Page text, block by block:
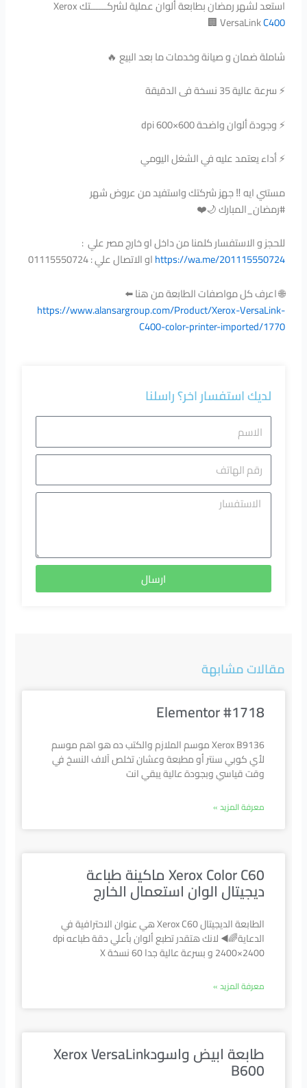
استعد لشهر رمضان بطابعة ألوان عملية لشركــــــتك Xerox
VersaLinkC400
🏢
شاملة ضمان و صيانة وخدمات ما بعد البيع 🔥
⚡ سرعة عالية 35 نسخة فى الدقيقة
⚡ وجودة ألوان واضحة dpi 600×600
⚡ أداء يعتمد عليه في الشغل اليومي
مستني ايه ‼️ جهز شركتك واستفيد من عروض شهر
#رمضان_المبارك 🌙❤️
للحجز و الاستفسار كلمنا من داخل او خارج مصر علي :
https://wa.me/201115550724او الاتصال علي : 01115550724
🌐 اعرف كل مواصفات الطابعة من هنا ⬅️
https://www.alansargroup.com/Product/Xerox-VersaLink-
C400-color-printer-imported/1770
لديك استفسار اخر؟ راسلنا
الاسم
رقم
الهاتف
الاستفسا
ارسال
مقالات مشابهة
Elementor #1718
Xerox B9136 موسم الملازم والكتب ده هو اهم موسم
لأي كوبي سنتر أو مطبعة وعشان تخلص آلاف النسخ في
وقت قياسي وبجودة عالية يبقي انت
معرفة المزيد »
Xerox Color C60 ماكينة طباعة
ديجيتال الوان استعمال الخارج
الطابعة الديجيتال Xerox C60 هي عنوان الاحترافية في
الدعاية🌈◀️ لانك هتقدر تطبع ألوان بأعلي دقة طباعه dpi
2400×2400 و بسرعة عالية جدا 60 نسخة X
معرفة المزيد »
طابعة ابيض واسودXerox VersaLink
B600